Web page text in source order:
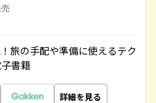
旅の手配や準備に使えるテク
書籍
詳細を見る